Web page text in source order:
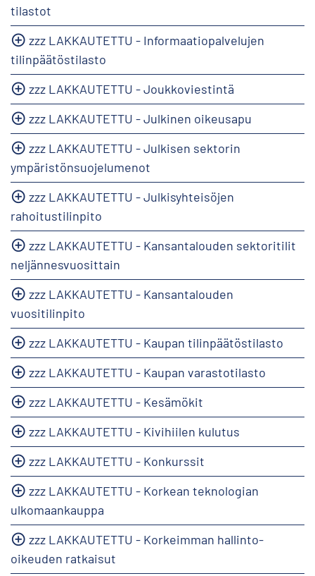
tilastot
zzz LAKKAUTETTU - Informaatiopalvelujen
tilinpäätöstilasto
zzz LAKKAUTETTU - Joukkoviestintä
zzz LAKKAUTETTU - Julkinen oikeusapu
zzz LAKKAUTETTU - Julkisen sektorin
ympäristönsuojelumenot
zzz LAKKAUTETTU - Julkisyhteisöjen
rahoitustilinpito
zzz LAKKAUTETTU - Kansantalouden sektoritilit
neljännesvuosittain
zzz LAKKAUTETTU - Kansantalouden
vuositilinpito
zzz LAKKAUTETTU - Kaupan tilinpäätöstilasto
zzz LAKKAUTETTU - Kaupan varastotilasto
zzz LAKKAUTETTU - Kesämökit
zzz LAKKAUTETTU - Kivihiilen kulutus
zzz LAKKAUTETTU - Konkurssit
zzz LAKKAUTETTU - Korkean teknologian
ulkomaankauppa
zzz LAKKAUTETTU - Korkeimman hallinto-
oikeuden ratkaisut